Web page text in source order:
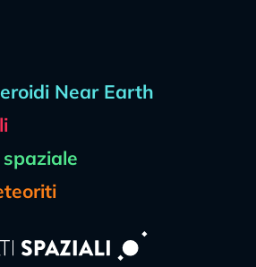
Near Earth